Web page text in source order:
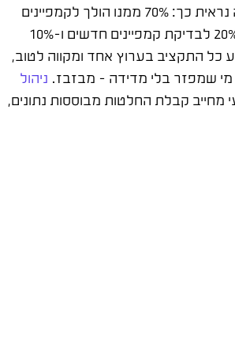
חלוקת תקציב נכונה נראית כך: 70% ממנו הולך לקמפיינים
שמוכיחים תוצאות, 20% לבדיקת קמפיינים חדשים ו-10%
כל התקציב בערוץ אחד ומקווה לטוב,
שמפזר בלי מדידה – מבזבז. ניהול
מחייב קבלת החלטות מבוססות נתונים,